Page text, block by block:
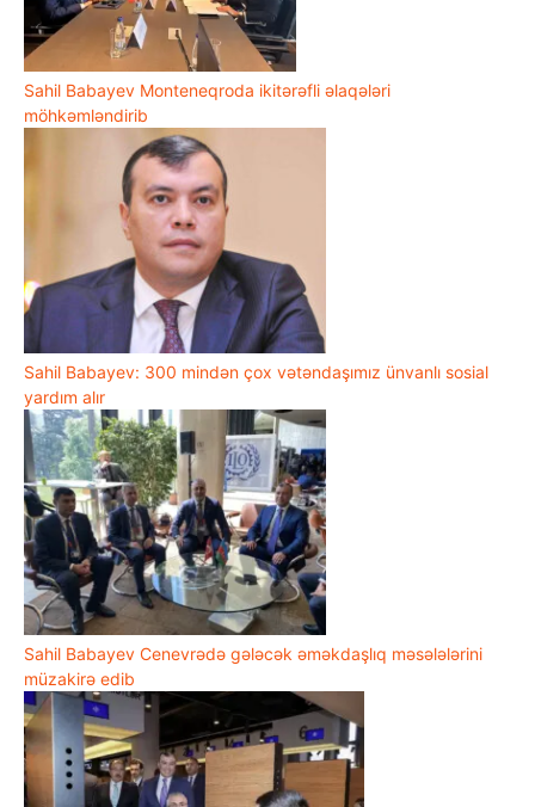
Sahil Babayev Monteneqroda ikitərəfli əlaqələri
möhkəmləndirib
Sahil Babayev: 300 mindən çox vətəndaşımız ünvanlı sosial
yardım alır
Sahil Babayev Cenevrədə gələcək əməkdaşlıq məsələlərini
müzakirə edib